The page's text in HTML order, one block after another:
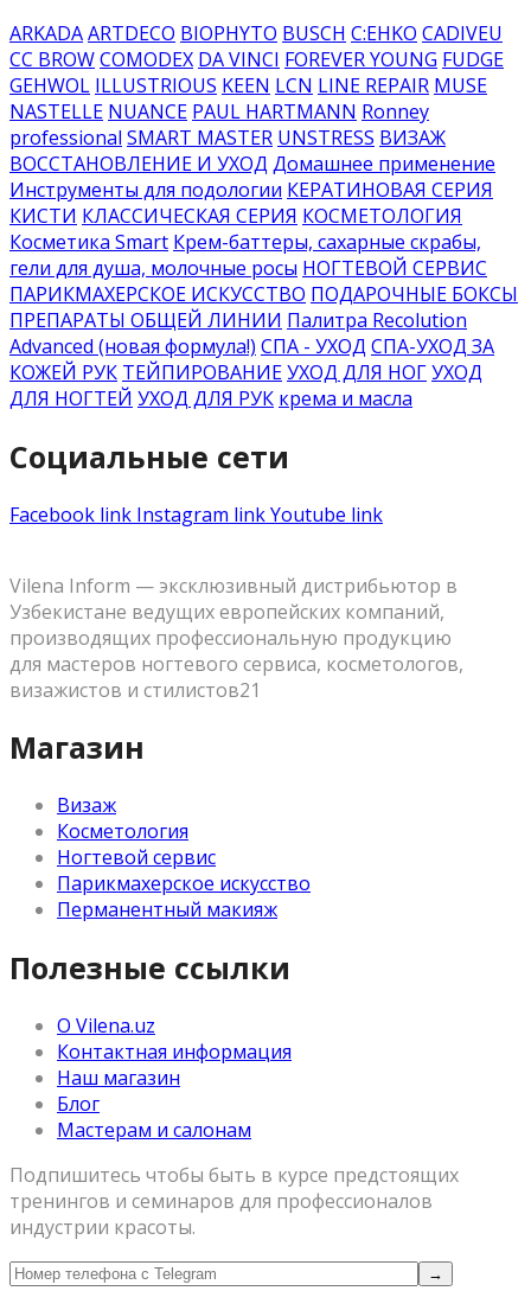
ARKADAARTDECO BIOPHYTO BUSCH C:EHKO CADIVEU
CC BROWCOMODEX DA VINCI FOREVER YOUNG FUDGE
GEHWOL ILLUSTRIOUS KEEN LCN LINE REPAIR MUSE
NASTELLE NUANCE PAUL HARTMANN Ronney
professional SMART MASTER UNSTRESS ВИЗАЖ
ВОССТАНОВЛЕНИЕ И УХОД Домашнее применение
Инструменты для подологии КЕРАТИНОВАЯ СЕРИЯ
КИСТИ КЛАССИЧЕСКАЯ СЕРИЯ КОСМЕТОЛОГИЯ
Косметика Smart Крем-баттеры, сахарные скрабы,
гели для душа, молочные росы НОГТЕВОЙ СЕРВИС
ПАРИКМАХЕРСКОЕ ИСКУССТВО ПОДАРОЧНЫЕ БОКСЫ
ПРЕПАРАТЫ ОБЩЕЙ ЛИНИИ Палитра Recolution
Advanced (новая формула!) СПА - УХОД СПА-УХОД ЗА
КОЖЕЙ РУК ТЕЙПИРОВАНИЕУХОД ДЛЯ НОГУХОД
ДЛЯ НОГТЕЙ УХОД ДЛЯ РУК крема и масла
Социальные сети
Facebook link Instagram linkYoutube link
Vilena Inform — эксклюзивный дистрибьютор в
Узбекистане ведущих европейских компаний,
производящих профессиональную продукцию
для мастеров ногтевого сервиса, косметологов,
визажистов и стилистов21
Магазин
Визаж
Косметология
Ногтевой сервис
Парикмахерское искусство
Перманентный макияж
Полезные ссылки
О Vilena.uz
Контактная информация
Наш магазин
Блог
Мастерам и салонам
Подпишитесь чтобы быть в курсе предстоящих
тренингов и семинаров для профессионалов
индустрии красоты.